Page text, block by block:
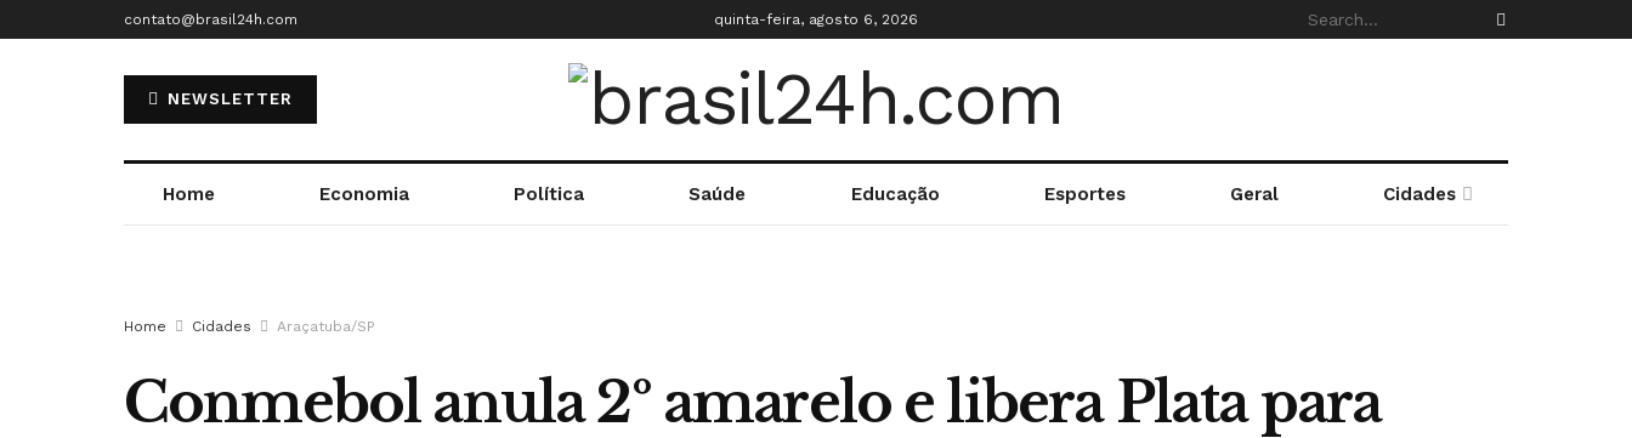
contato@brasil24h.com quinta-feira, agosto 6, 2026
NEWSLETTER
Home Economia Política Saúde Educação Esportes Geral Cidades
Home Cidades Araçatuba/SP
Conmebol anula 2º amarelo e libera Plata para